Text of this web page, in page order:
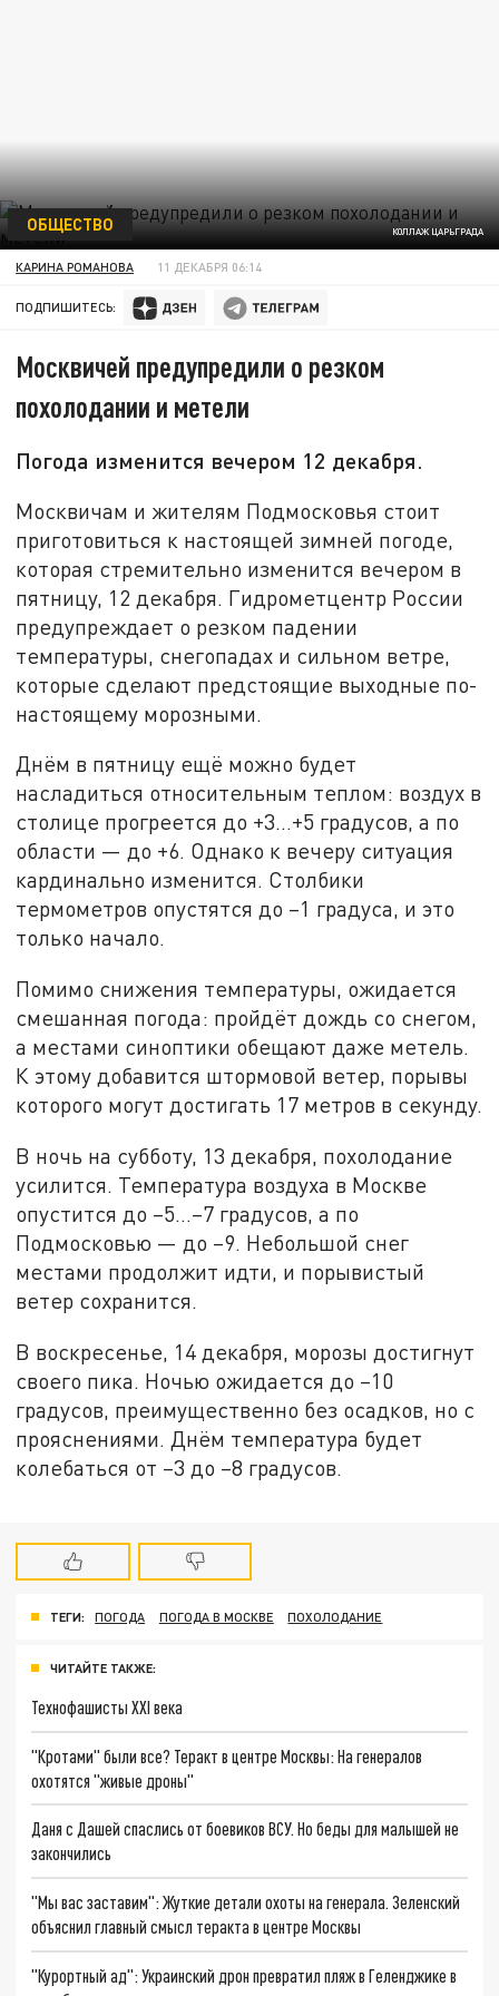
КОЛЛАЖ ЦАРЬГРАДА
ОБЩЕСТВО
КАРИНА РОМАНОВА 11 ДЕКАБРЯ 06:14
ПОДПИШИТЕСЬ:
Москвичей предупредили о резком
похолодании и метели
Погода изменится вечером 12 декабря.
Москвичам и жителям Подмосковья стоит
приготовиться к настоящей зимней погоде,
которая стремительно изменится вечером в
пятницу, 12 декабря. Гидрометцентр России
предупреждает о резком падении
температуры, снегопадах и сильном ветре,
которые сделают предстоящие выходные по-
настоящему морозными.
Днём в пятницу ещё можно будет
насладиться относительным теплом: воздух в
столице прогреется до +3…+5 градусов, а по
области — до +6. Однако к вечеру ситуация
кардинально изменится. Столбики
термометров опустятся до –1 градуса, и это
только начало.
Помимо снижения температуры, ожидается
смешанная погода: пройдёт дождь со снегом,
а местами синоптики обещают даже метель.
К этому добавится штормовой ветер, порывы
которого могут достигать 17 метров в секунду.
В ночь на субботу, 13 декабря, похолодание
усилится. Температура воздуха в Москве
опустится до –5…–7 градусов, а по
Подмосковью — до –9. Небольшой снег
местами продолжит идти, и порывистый
ветер сохранится.
В воскресенье, 14 декабря, морозы достигнут
своего пика. Ночью ожидается до –10
градусов, преимущественно без осадков, но с
прояснениями. Днём температура будет
колебаться от –3 до –8 градусов.
ТЕГИ: ПОГОДА ПОГОДА В МОСКВЕ ПОХОЛОДАНИЕ
ЧИТАЙТЕ ТАКЖЕ:
Технофашисты XXI века
"Кротами" были все? Теракт в центре Москвы: На генералов
охотятся "живые дроны"
Даня с Дашей спаслись от боевиков ВСУ. Но беды для малышей не
закончились
"Мы вас заставим": Жуткие детали охоты на генерала. Зеленский
объяснил главный смысл теракта в центре Москвы
"Курортный ад": Украинский дрон превратил пляж в Геленджике в